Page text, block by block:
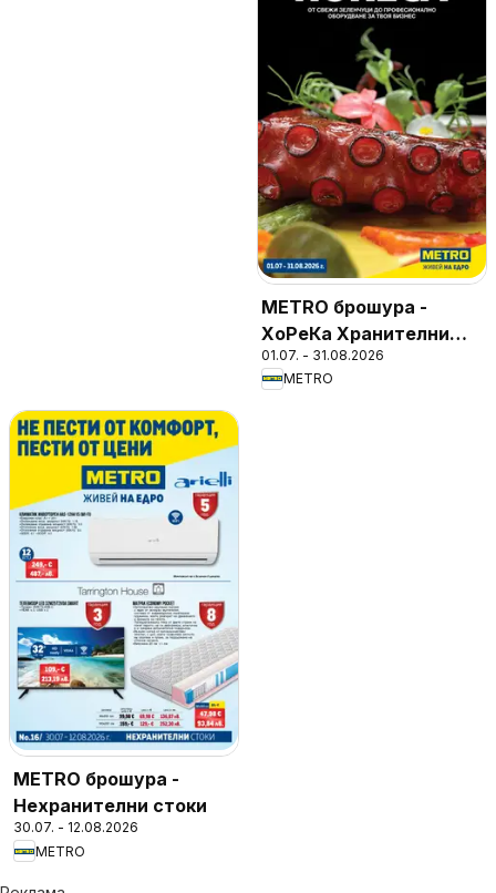
METRO брошура -
ХоРеКа Хранителни
стоки
01.07. - 31.08.2026
METRO
METRO брошура -
Нехранителни стоки
30.07. - 12.08.2026
METRO